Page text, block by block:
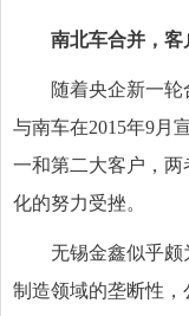
南北车合并，客
随着央企新一轮
与南车在2015年9月
一和第二大客户，
化的努力受挫。
无锡金鑫似乎颇为
制造领域的垄断性